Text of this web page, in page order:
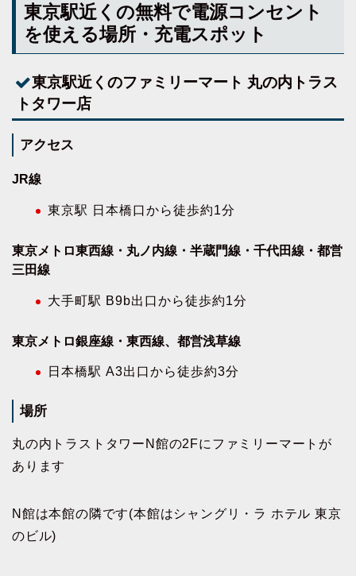
東京駅近くの無料で電源コンセント
を使える場所・充電スポット
東京駅近くのファミリーマート 丸の内トラス
トタワー店
アクセス
JR線
東京駅 日本橋口から徒歩約1分
東京メトロ東西線・丸ノ内線・半蔵門線・千代田線・都営
三田線
大手町駅 B9b出口から徒歩約1分
東京メトロ銀座線・東西線、都営浅草線
日本橋駅 A3出口から徒歩約3分
場所
丸の内トラストタワーN館の2Fにファミリーマートが
あります
N館は本館の隣です(本館はシャングリ・ラ ホテル 東京
のビル)